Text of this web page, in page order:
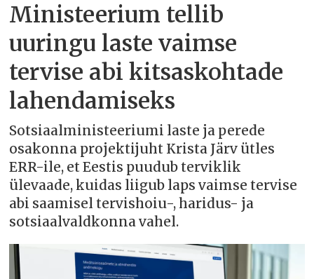
Ministeerium tellib
uuringu laste vaimse
tervise abi kitsaskohtade
lahendamiseks
Sotsiaalministeeriumi laste ja perede
osakonna projektijuht Krista Järv ütles
ERR-ile, et Eestis puudub terviklik
ülevaade, kuidas liigub laps vaimse tervise
abi saamisel tervishoiu-, haridus- ja
sotsiaalvaldkonna vahel.